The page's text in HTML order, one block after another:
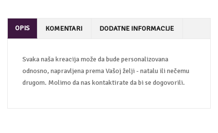
OPIS KOMENTARI DODATNE INFORMACIJE
Svaka naša kreacija može da bude personalizovana
odnosno, napravljena prema Vašoj želji - natalu ili nečemu
drugom. Molimo da nas kontaktirate da bi se dogovorili.